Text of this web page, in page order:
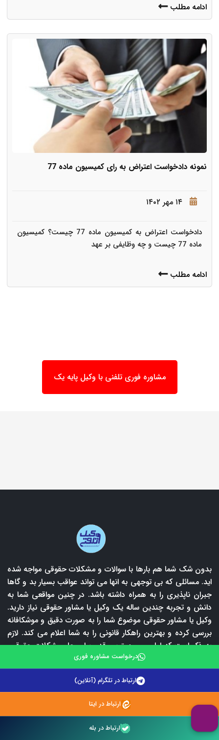
ادامه مطلب
نمونه دادخواست اعتراض به رای کمیسیون ماده 77
۱۴ مهر ۱۴۰۲
دادخواست اعتراض به کمیسیون ماده 77 چیست؟ کمیسیون
ماده 77 چیست و چه وظایفی بر عهد
ادامه مطلب
مشاوره فوری تلفنی با وکیل پایه یک
بدون شک شما هم بارها با سوالات و مشکلات حقوقی مواجه شده
اید. مسائلی که بی توجهی به انها می تواند عواقب بسیار بد و گاها
جبران ناپذیری را به همراه داشته باشد. در چنین مواقعی شما به
دانش و تجربه چندین ساله یک وکیل یا مشاور حقوقی نیاز دارید.
وکیل یا مشاور حقوقی موضوع شما را به صورت دقیق و موشکافانه
بررسی کرده و بهترین راهکار قانونی را به شما اعلام می کند. لازم
به ذکر است که اولین و مهمترین قدم برای حل مشکلات حقوقی،
پیدا کردن یک وکیل و یا مشاور حقوقی مجرب می باشد. با توجه
به شمار بالای وکلای پایه یک دادگستری و یا مشاورین حقوقی،
پیدا کردن یک وکیل کاربلد امری دشوار است. در این بین وکلای
تلفنی امکان ارتباط با برترین وکلای پایه یک دادگستری و مشاورین
حقوقی را برای شما فراهم آورده است آن هم با قیمت مناسب و به
صورت شبانه روزی!! ما در وکلای تلفنی همه جوانب را سنجیده و
در راستای ارائه بهترین خدمات حقوقی در ایران از هیچ تلاشی
درخواست مشاوره فوری
ارتباط در تلگرام (آنلاین)
ارتباط در ایتا
ارتباط در بله